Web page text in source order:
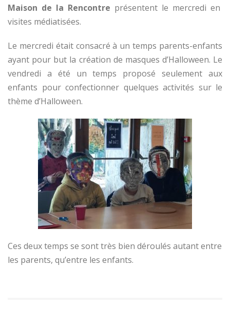
Maison de la Rencontre présentent le mercredi en
visites médiatisées.
Le mercredi était consacré à un temps parents-enfants
ayant pour but la création de masques d’Halloween. Le
vendredi a été un temps proposé seulement aux
enfants pour confectionner quelques activités sur le
thème d’Halloween.
Ces deux temps se sont très bien déroulés autant entre
les parents, qu’entre les enfants.